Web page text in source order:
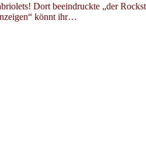
Dort beeindruckte „der
könnt ihr…